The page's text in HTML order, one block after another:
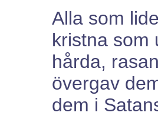
Alla som
kristna som
hårda,
övergav
dem i